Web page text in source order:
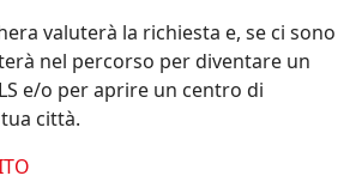
valuterà la richiesta e, se ci sono
nel percorso per diventare un
e/o per aprire un centro di
città.